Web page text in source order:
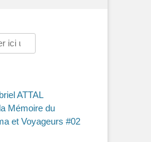
ATTAL
Mémoire du
et Voyageurs #02